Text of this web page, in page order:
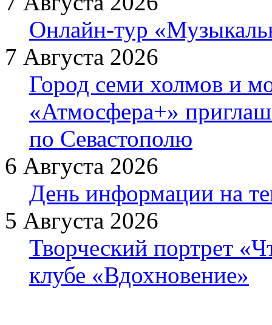
Онлайн-тур
7 Августа 2026
Город семи холмов и
«Атмосфера+»
по Севастополю
6 Августа 2026
День информации на
5 Августа 2026
Творческий портрет
клубе «Вдохновение»